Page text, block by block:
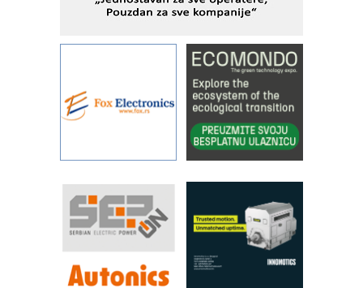
pouzdanost u transferu fluida
rešenja za filtraciju u hidrauličkim i
procesnim sistemima
Art Utopia Studio – vizuelne priče
industrije i biznisa
RILINEX kompanije Rittal
FANUC: Najbolje za vašu pametnu
automatizaciju
Efikasno upravljanje energijom
Automatizacija pakovanja · Display
(Shelf-Ready) omotnice
Proizvodnja iC7 Hybrid 1500 VDC
mrežnog pretvarača sa tečnim
hlađenjem